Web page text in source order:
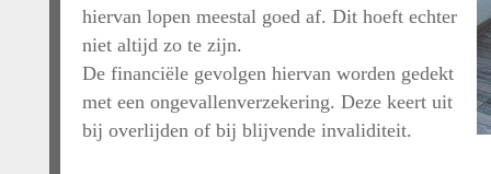
hiervan lopen meestal goed af. Dit hoeft echter
niet altijd zo te zijn.
De financiële gevolgen hiervan worden gedekt
met een ongevallenverzekering. Deze keert uit
bij overlijden of bij blijvende invaliditeit.